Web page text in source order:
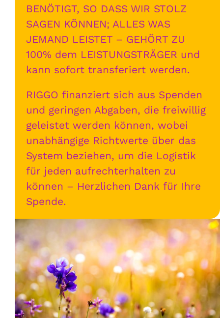
BENÖTIGT, SO DASS WIR STOLZ
SAGEN KÖNNEN; ALLES WAS
JEMAND LEISTET – GEHÖRT ZU
100% dem LEISTUNGSTRÄGER und
kann sofort transferiert werden.
RIGGO finanziert sich aus Spenden
und geringen Abgaben, die freiwillig
geleistet werden können, wobei
unabhängige Richtwerte über das
System beziehen, um die Logistik
für jeden aufrechterhalten zu
können – Herzlichen Dank für Ihre
Spende.